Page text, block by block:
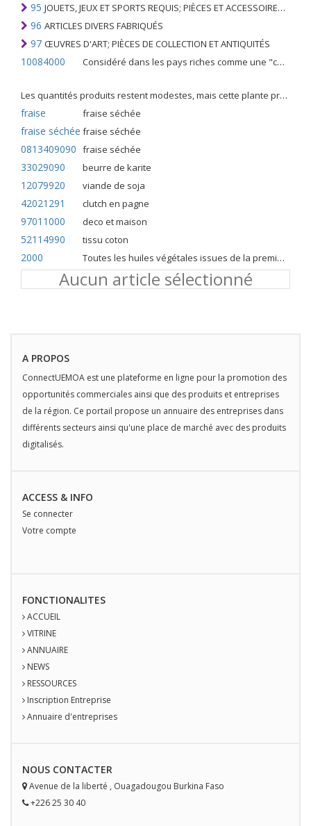
95 JOUETS, JEUX ET SPORTS REQUIS; PIÈCES ET ACCESSOIRES DE CELLES-CI
96 ARTICLES DIVERS FABRIQUÉS
97 ŒUVRES D'ART; PIÈCES DE COLLECTION ET ANTIQUITÉS
10084000 Considéré dans les pays riches comme une "céréale mineure", le fonio blanc est une graminée de la famille des poaceae cultivée pour ses graines dans certaines régions d'Afrique.
Les quantités produits restent modestes, mais cette plante présente malgré tout de nombreuses qualités. Elle est utilisé dans l'alimentation humaine et entre dans la préparation de nombreuses recettes traditionnelles africaines comme le couscous, la bouillie, les boulettes, les beignets et même le pain.
fraise fraise séchée
fraise séchée fraise séchée
0813409090 fraise séchée
33029090 beurre de karite
12079920 viande de soja
42021291 clutch en pagne
97011000 deco et maison
52114990 tissu coton
2000 Toutes les huiles végétales issues de la première pression à froid
Aucun article sélectionné
A PROPOS
ConnectUEMOA est une plateforme en ligne pour la promotion des
opportunités commerciales ainsi que des produits et entreprises
de la région. Ce portail propose un annuaire des entreprises dans
différents secteurs ainsi qu'une place de marché avec des produits
digitalisés.
ACCESS & INFO
Se connecter
Votre compte
FONCTIONALITES
ACCUEIL
VITRINE
ANNUAIRE
NEWS
RESSOURCES
Inscription Entreprise
Annuaire d'entreprises
NOUS CONTACTER
Avenue de la liberté , Ouagadougou Burkina Faso
+226 25 30 40